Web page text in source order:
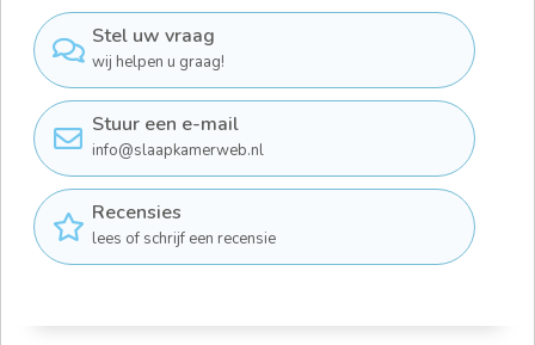
Stel uw vraag
wij helpen u graag!
Stuur een e-mail
info@slaapkamerweb.nl
Recensies
lees of schrijf een recensie